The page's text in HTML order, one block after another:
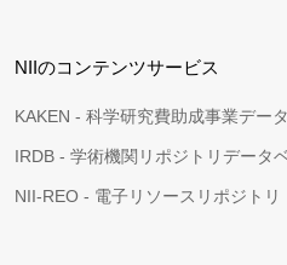
NIIのコンテンツサービス
KAKEN - 科学研究費助成事業デー
IRDB - 学術機関リポジトリデータ
NII-REO - 電子リソースリポジトリ